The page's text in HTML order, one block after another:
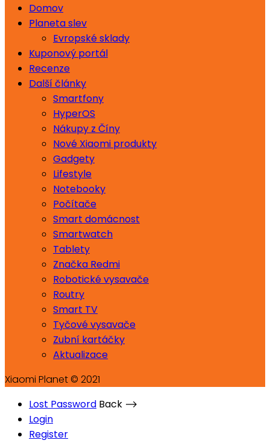
Domov
Planeta slev
Evropské sklady
Kuponový portál
Recenze
Další články
Smartfony
HyperOS
Nákupy z Číny
Nové Xiaomi produkty
Gadgety
Lifestyle
Notebooky
Počítače
Smart domácnost
Smartwatch
Tablety
Značka Redmi
Robotické vysavače
Routry
Smart TV
Tyčové vysavače
Zubní kartáčky
Aktualizace
Xiaomi Planet © 2021
Lost Password Back ⟶
Login
Register